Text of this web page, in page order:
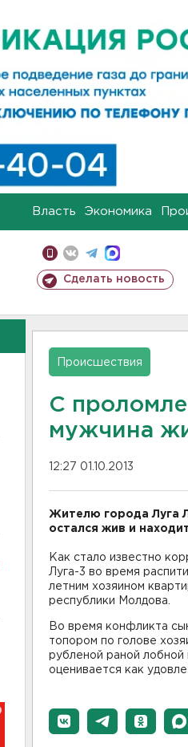
Власть Экономика
Сделать новость
Происшествия
С
мужчина
12:27 01.10.2013
Жителю города Луга
остался жив и
Как стало известно
Луга-3 во время
летним хозяином
республики Молдова.
Во время конфликта
топором по голове
рубленой раной лобной
оценивается как